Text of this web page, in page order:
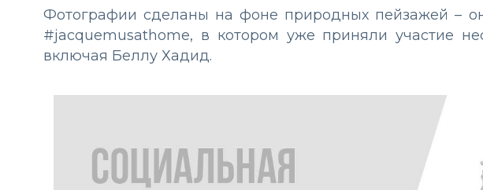
Фотографии сделаны на фоне природных пейзажей –
#jacquemusathome, в котором уже приняли участие
включая Беллу Хадид.